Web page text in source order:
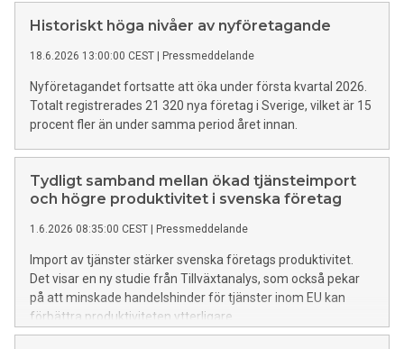
Historiskt höga nivåer av nyföretagande
18.6.2026 13:00:00 CEST Pressmeddelande
Nyföretagandet fortsatte att öka under första kvartal 2026.
Totalt registrerades 21 320 nya företag i Sverige, vilket är 15
procent fler än under samma period året innan.
Tydligt samband mellan ökad tjänsteimport
och högre produktivitet i svenska företag
1.6.2026 08:35:00 CEST Pressmeddelande
Import av tjänster stärker svenska företags produktivitet.
Det visar en ny studie från Tillväxtanalys, som också pekar
på att minskade handelshinder för tjänster inom EU kan
förbättra produktiviteten ytterligare.